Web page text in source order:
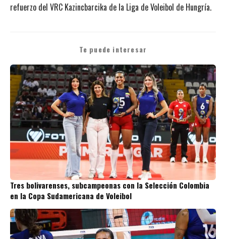
refuerzo del VRC Kazincbarcika de la Liga de Voleibol de Hungría.
Te puede interesar
Tres bolivarenses, subcampeonas con la Selección Colombia
en la Copa Sudamericana de Voleibol